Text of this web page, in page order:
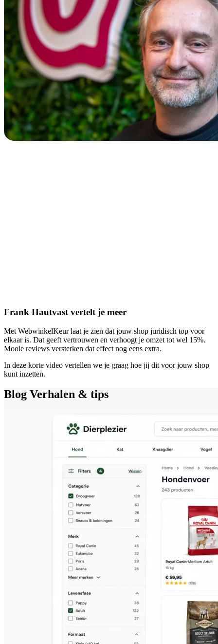
Frank Hautvast vertelt je meer
Met WebwinkelKeur laat je zien dat jouw shop juridisch top voor
elkaar is. Dat geeft vertrouwen en verhoogt je omzet tot wel 15%.
Mooie reviews versterken dat effect nog eens extra.
In deze korte video vertellen we je graag hoe jij dit voor jouw shop
kunt inzetten.
Blog Verhalen & tips